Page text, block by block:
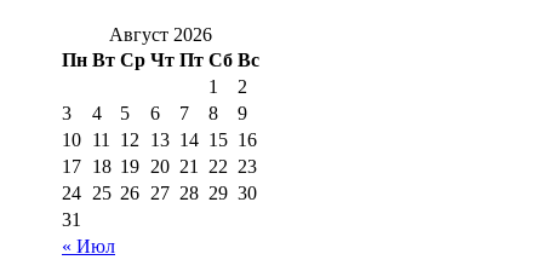
Август 2026
Пн Вт Ср Чт Пт Сб Вс
« Июл
1
2
3
4 5 6 7 8
9
10 11 12 13 14 15 16
17 18 19 20 21 22 23
24 25 26 27 28 29 30
31